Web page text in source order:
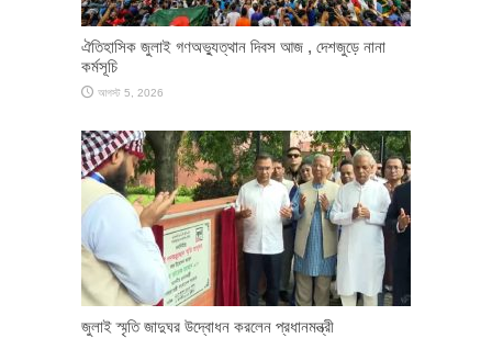
ঐতিহাসিক জুলাই গণঅভ্যুত্থান দিবস আজ , দেশজুড়ে নানা
কর্মসূচি
আগস্ট 5, 2026
জুলাই স্মৃতি জাদুঘর উদ্বোধন করলেন প্রধানমন্ত্রী